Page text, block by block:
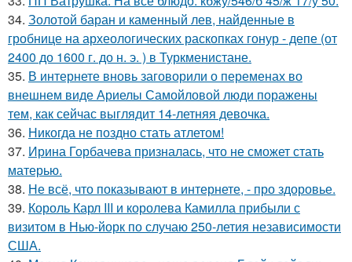
34. Золотой баран и каменный лев, найденные в
гробнице на археологических раскопках гонур - депе (от
2400 до 1600 г. до н. э. ) в Туркменистане.
35. В интернете вновь заговорили о переменах во
внешнем виде Ариелы Самойловой люди поражены
тем, как сейчас выглядит 14-летняя девочка.
36. Никогда не поздно стать атлетом!
37. Ирина Горбачева призналась, что не сможет стать
матерью.
38. Не всё, что показывают в интернете, - про здоровье.
39. Король Карл III и королева Камилла прибыли с
визитом в Нью-йорк по случаю 250-летия независимости
США.